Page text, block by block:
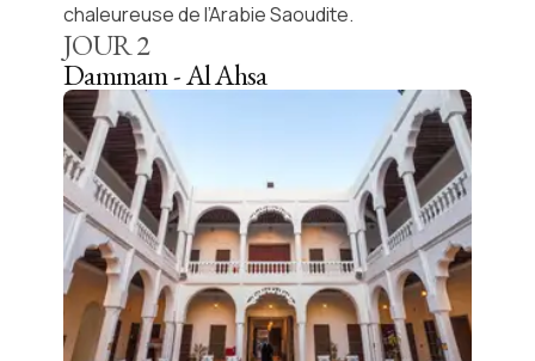
chaleureuse de l’Arabie Saoudite.
JOUR2
Dammam - Al Ahsa